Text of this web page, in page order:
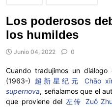
Los poderosos
los humildes
Junio 04, 2022 0
Cuando tradujimos un
(1963-) 超新星纪元 Chāo
supernova, señalamos que el
que proviene del 左传 Zuǒ